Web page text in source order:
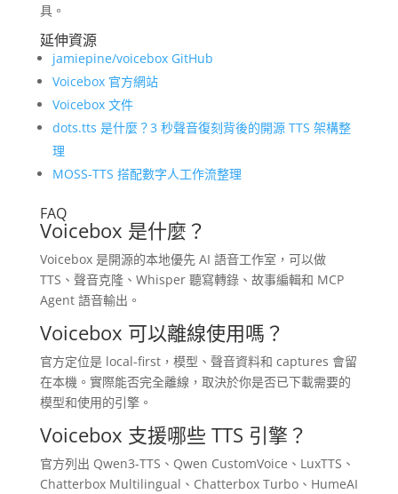
具。
延伸資源
jamiepine/voicebox GitHub
Voicebox 官方網站
Voicebox 文件
dots.tts 是什麼？3 秒聲音復刻背後的開源 TTS 架構整
理
MOSS-TTS 搭配數字人工作流整理
FAQ
Voicebox 是什麼？
Voicebox 是開源的本地優先 AI 語音工作室，可以做
TTS、聲音克隆、Whisper 聽寫轉錄、故事編輯和 MCP
Agent 語音輸出。
Voicebox 可以離線使用嗎？
官方定位是 local-first，模型、聲音資料和 captures 會留
在本機。實際能否完全離線，取決於你是否已下載需要的
模型和使用的引擎。
Voicebox 支援哪些 TTS 引擎？
官方列出 Qwen3-TTS、Qwen CustomVoice、LuxTTS、
Chatterbox Multilingual、Chatterbox Turbo、HumeAI